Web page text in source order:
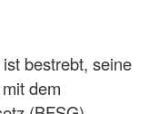
bestrebt, seine
dem